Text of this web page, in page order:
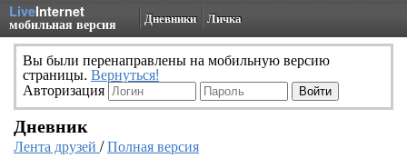
LiveInternet
мобильная версия Дневники Личка
Вы были перенаправлены на мобильную версию
страницы. Вернуться!
Авторизация
Дневник
Лента друзей /Полная версия